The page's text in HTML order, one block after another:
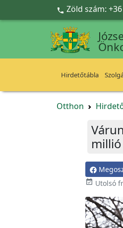
Ugrás a fő tartalomra
 Zöld szám:
Hirdetőtábla
Otthon
 Utolsó